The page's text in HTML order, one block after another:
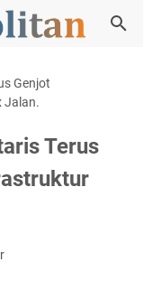
Genjot
Jalan.
Terus